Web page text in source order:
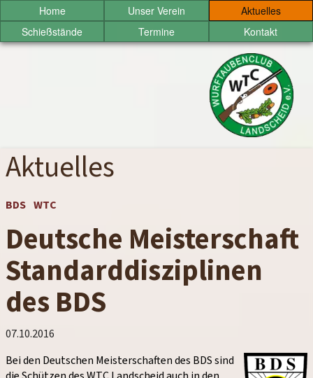
zum
Inhalt
Home Unser Verein
Aktuelles
Schießstände
Termine Kontakt
Wurftaubenclub
Landscheid
Aktuelles
BDS WTC
Deutsche Meisterschaft
Standarddisziplinen
des BDS
07.10.2016
Bei den Deutschen Meisterschaften des BDS sind